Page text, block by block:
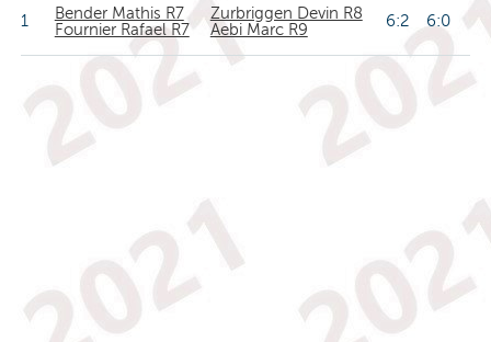
1
Bender Mathis R7
Fournier Rafael R7
Zurbriggen Devin R8
Aebi Marc R9
6:2 6:0